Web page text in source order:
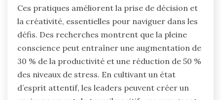
Ces pratiques améliorent la prise de décision et
la créativité, essentielles pour naviguer dans les
défis. Des recherches montrent que la pleine
conscience peut entraîner une augmentation de
30 % de la productivité et une réduction de 50 %
des niveaux de stress. En cultivant un état
d’esprit attentif, les leaders peuvent créer un